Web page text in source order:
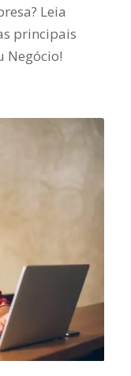
Leia
principais
Negócio!